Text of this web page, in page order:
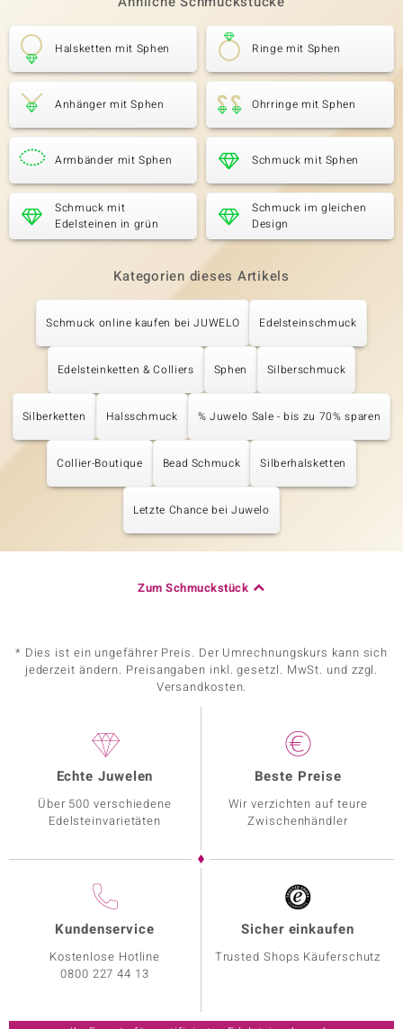
Halsketten mit Sphen Ringe mit Sphen
Anhänger mit Sphen Ohrringe mit Sphen
Armbänder mit Sphen Schmuck mit Sphen
Schmuck mit
Edelsteinen in grün
Schmuck im gleichen
Design
Kategorien dieses Artikels
Schmuck online kaufen bei JUWELO Edelsteinschmuck
Edelsteinketten & Colliers Sphen Silberschmuck
Silberketten Halsschmuck % Juwelo Sale - bis zu 70% sparen
Collier-Boutique Bead Schmuck Silberhalsketten
Letzte Chance bei Juwelo
Zum Schmuckstück
* Dies ist ein ungefährer Preis. Der Umrechnungskurs kann sich
jederzeit ändern. Preisangaben inkl. gesetzl. MwSt. und zzgl.
Versandkosten.
Echte Juwelen
Über 500 verschiedene
Edelsteinvarietäten
Beste Preise
Wir verzichten auf teure
Zwischenhändler
Kundenservice
Kostenlose Hotline
0800 227 44 13
Sicher einkaufen
Trusted Shops Käuferschutz